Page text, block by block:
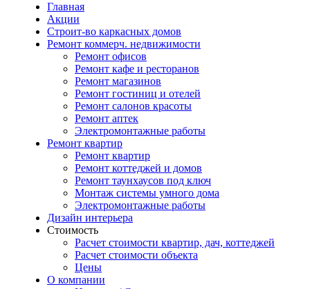
Главная
Акции
Строит-во каркасных домов
Ремонт коммерч. недвижимости
Ремонт офисов
Ремонт кафе и ресторанов
Ремонт магазинов
Ремонт гостиниц и отелей
Ремонт салонов красоты
Ремонт аптек
Электромонтажные работы
Ремонт квартир
Ремонт квартир
Ремонт коттеджей и домов
Ремонт таунхаусов под ключ
Монтаж системы умного дома
Электромонтажные работы
Дизайн интерьера
Стоимость
Расчет стоимости квартир, дач, коттеджей
Расчет стоимости объекта
Цены
О компании